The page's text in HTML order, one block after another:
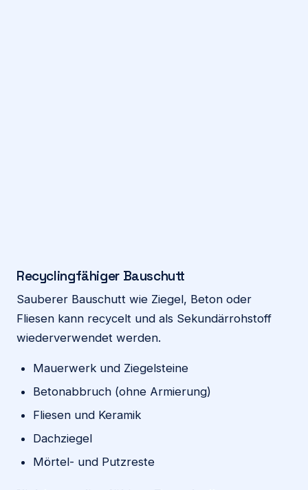
Recyclingfähiger Bauschutt
Sauberer Bauschutt wie Ziegel, Beton oder
Fliesen kann recycelt und als Sekundärrohstoff
wiederverwendet werden.
Mauerwerk und Ziegelsteine
Betonabbruch (ohne Armierung)
Fliesen und Keramik
Dachziegel
Mörtel- und Putzreste